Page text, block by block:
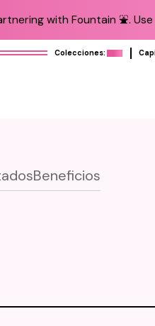
with Fountain ⛲️.
Colecciones:
Beneficios